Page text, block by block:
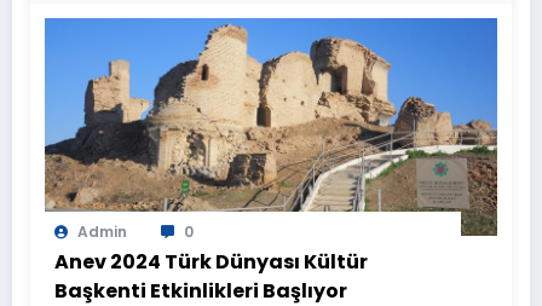
Admin 0
Anev 2024 Türk Dünyası Kültür
Başkenti Etkinlikleri Başlıyor